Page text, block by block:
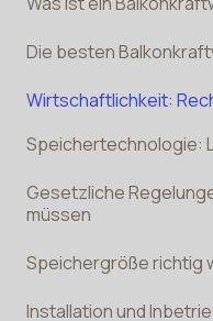
Die besten
Wirtschaftlichkeit:
Speichertechnologie:
Gesetzliche
müssen
Speichergröße richtig
Installation und